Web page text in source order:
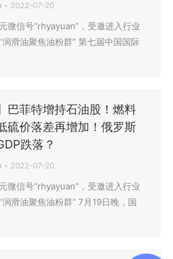
2022-07-20
微信号“rhyayuan”，受邀进入行业
滑油聚焦油粉群” 第七届中国国际
巴菲特增持石油股！燃料
硫价落差再增加！俄罗斯
跌落？
2022-07-20
微信号“rhyayuan”，受邀进入行业
滑油聚焦油粉群” 7月19日晚，国